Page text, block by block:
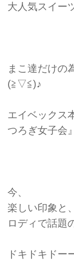
大人気スイー
まこ達だけの
(≧▽≦)♪
エイベックス
つろぎ女子会
今、
楽しい印象と
ロディで話題
ドキドキドー